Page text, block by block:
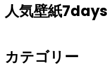
人気壁紙7days
カテゴリー